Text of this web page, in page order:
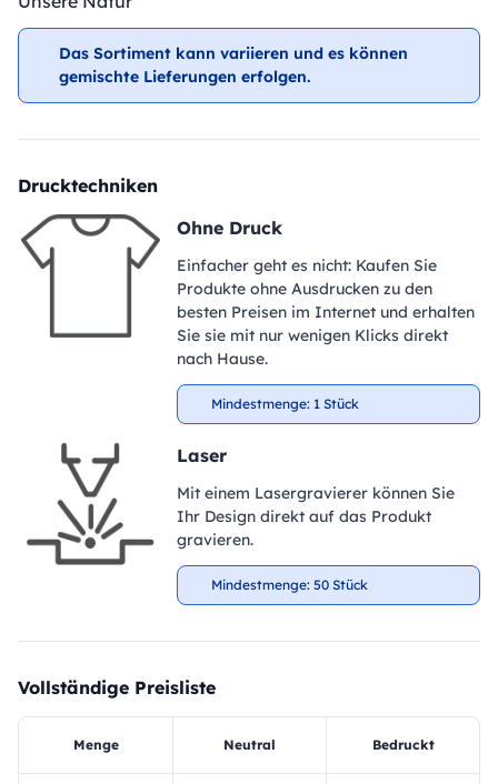
Das Sortiment kann variieren und es können
gemischte Lieferungen erfolgen.
Drucktechniken
Ohne Druck
Einfacher geht es nicht: Kaufen Sie
Produkte ohne Ausdrucken zu den
besten Preisen im Internet und erhalten
Sie sie mit nur wenigen Klicks direkt
nach Hause.
Mindestmenge: 1 Stück
Laser
Mit einem Lasergravierer können Sie
Ihr Design direkt auf das Produkt
gravieren.
Mindestmenge: 50 Stück
Vollständige Preisliste
Menge Neutral Bedruckt